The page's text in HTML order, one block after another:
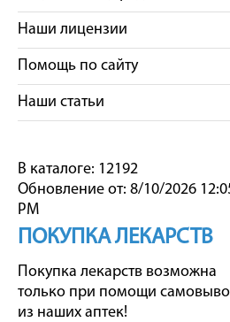
Наши лицензии
Помощь по сайту
Наши статьи
В каталоге: 12192
Обновление от: 8/10/2026
PM
ПОКУПКА ЛЕКАРСТВ
Покупка лекарств возможна
только при помощи
из наших аптек!